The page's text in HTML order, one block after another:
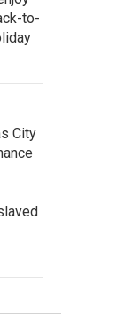
to-
City